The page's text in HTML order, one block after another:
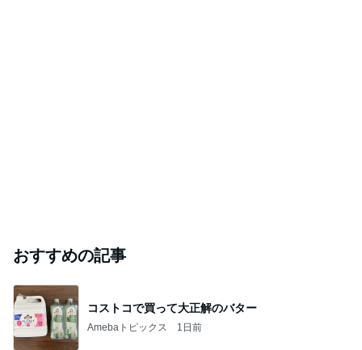
おすすめの記事
コストコで買って大正解のバター
Amebaトピックス 1日前